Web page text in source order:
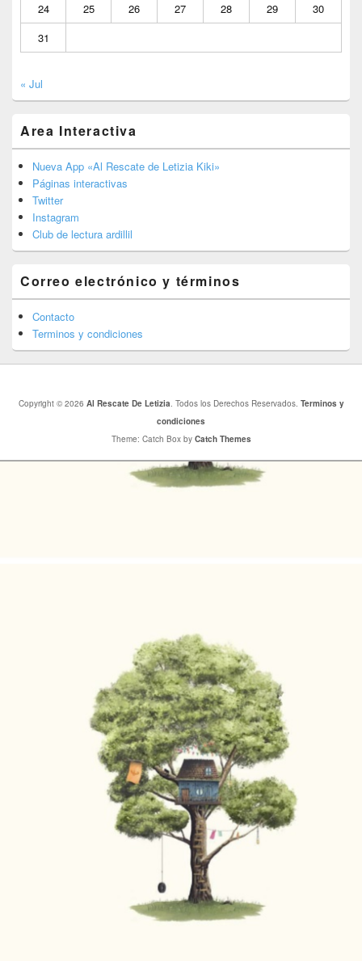
24
25 26 27 28 29
30
31
« Jul
Area Interactiva
Nueva App «Al Rescate de Letizia Kiki»
Páginas interactivas
Twitter
Instagram
Club de lectura ardillil
Correo electrónico y términos
Contacto
Terminos y condiciones
Copyright © 2026 Al Rescate De Letizia. Todos los Derechos Reservados. Terminos y
condiciones
Theme: Catch Box by Catch Themes